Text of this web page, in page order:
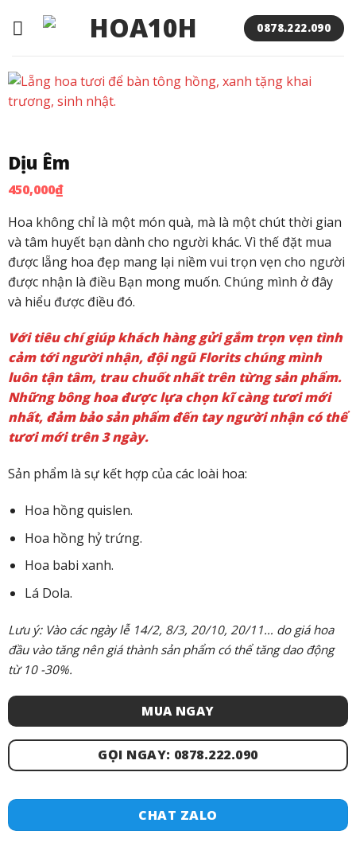
qua
dung
0878.222.090
Dịu Êm
450,000₫
Hoa không chỉ là một món quà, mà là một chút thời gian
và tâm huyết bạn dành cho người khác. Vì thế đặt mua
được lẵng hoa đẹp mang lại niềm vui trọn vẹn cho người
được nhận là điều Bạn mong muốn. Chúng mình ở đây
và hiểu được điều đó.
Với tiêu chí giúp khách hàng gửi gắm trọn vẹn tình
cảm tới người nhận, đội ngũ Florits chúng mình
luôn tận tâm, trau chuốt nhất trên từng sản phẩm.
Những bông hoa được lựa chọn kĩ càng tươi mới
nhất, đảm bảo sản phẩm đến tay người nhận có thể
tươi mới trên 3 ngày.
Sản phẩm là sự kết hợp của các loài hoa:
Hoa hồng quislen.
Hoa hồng hỷ trứng.
Hoa babi xanh.
Lá Dola.
Lưu ý: Vào các ngày lễ 14/2, 8/3, 20/10, 20/11… do giá hoa
đầu vào tăng nên giá thành sản phẩm có thể tăng dao động
từ 10 -30%.
MUA NGAY
GỌI NGAY: 0878.222.090
CHAT ZALO